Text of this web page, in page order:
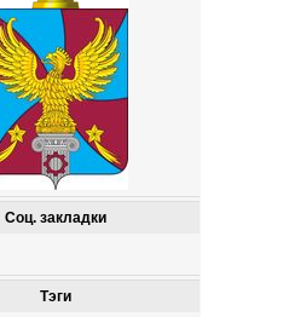
Соц. закладки
Тэги